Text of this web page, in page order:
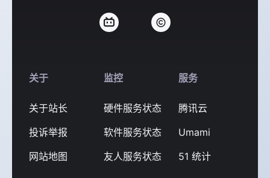
微信
关于
关于站长
投诉举报
网站地图
监控
硬件服务状态
软件服务状态
友人服务状态
服务
腾讯云
Umami
51 统计